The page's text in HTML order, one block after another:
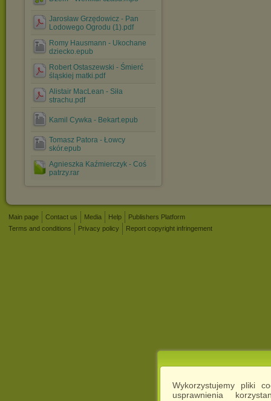
Wykorzystujemy pliki
usprawnienia
Jarosław Grzędowicz - Pan
Lodowego Ogrodu (1).pdf
Romy Hausmann - Ukochane
dziecko.epub
Robert Ostaszewski - Śmierć
śląskiej matki.pdf
Alistair MacLean - Siła
strachu.pdf
Kamil Cywka - Bekart.epub
Tomasz Patora - Łowcy
skór.epub
Agnieszka Kaźmierczyk - Coś
patrzy.rar
Main page Contact us Media Help
Publishers Platform
Terms and conditions
Privacy policy Report copyright infringement